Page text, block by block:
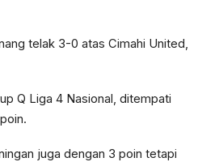
telak 3-0 atas Cimahi United,
Q Liga 4 Nasional, ditempati
juga dengan 3 poin tetapi